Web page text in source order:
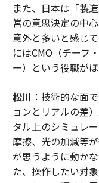
また、日本は「製
営の意思決定の中
意外と多いと感じ
にはCMO（チーフ
ー）という役職が
松川 ：技術的な面
ョンとリアルの差
タル上のシミュレ
摩擦、光の加減等
が思うように動か
た、操作したい対